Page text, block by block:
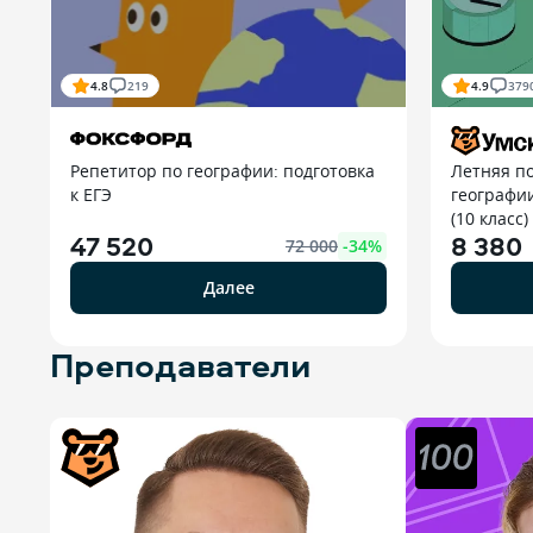
4.8 219
Репетитор по географии: подготовка
к ЕГЭ
47 520 72 000 -34%
Далее
4.9
Летняя
(10 класс)
8 380
Преподаватели